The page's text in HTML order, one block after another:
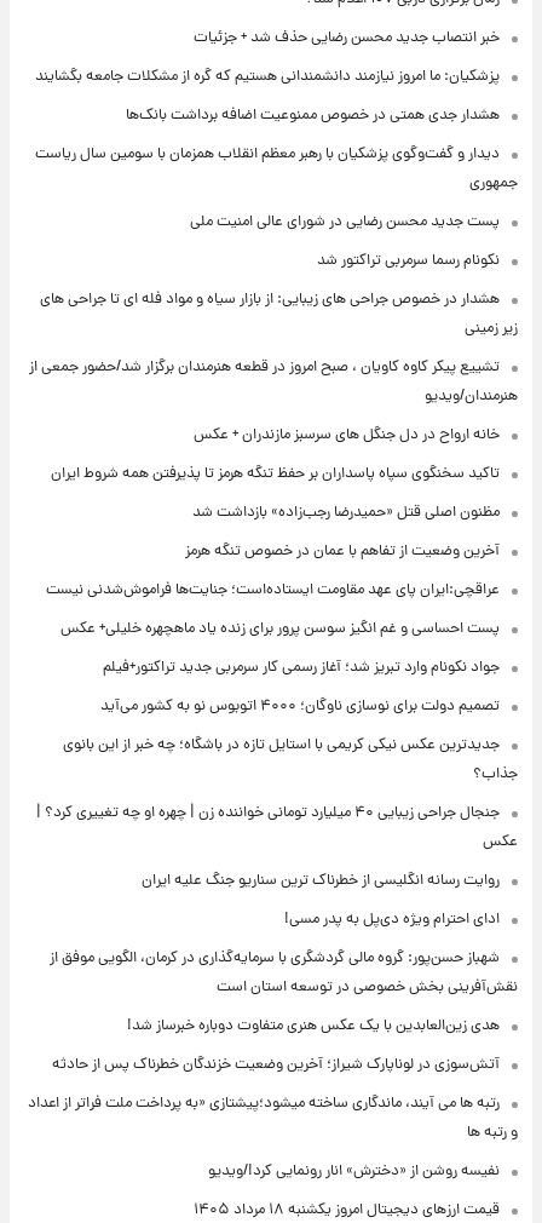
خبر انتصاب جدید محسن رضایی حذف شد + جزئیات
پزشکیان: ما امروز نیازمند دانشمندانی هستیم که گره از مشکلات جامعه بگشایند
هشدار جدی همتی در خصوص ممنوعیت اضافه ‌برداشت بانک‌ها
دیدار و گفت‌وگوی پزشکیان با رهبر معظم انقلاب همزمان با سومین سال ریاست
جمهوری
پست جدید محسن رضایی در شورای عالی امنیت ملی
نکونام رسما سرمربی تراکتور شد
هشدار در خصوص جراحی های زیبایی: از بازار سیاه و مواد فله ای تا جراحی های
زیر زمینی
تشییع پیکر کاوه کاویان ، صبح امروز در قطعه هنرمندان برگزار شد/حضور جمعی از
هنرمندان/ویدیو
خانه ارواح در دل جنگل های سرسبز مازندران + عکس
تاکید سخنگوی سپاه پاسداران بر حفظ تنگه هرمز تا پذیرفتن همه شروط ایران
مظنون اصلی قتل «حمیدرضا رجب‌زاده» بازداشت شد
آخرین وضعیت از تفاهم با عمان در خصوص تنگه هرمز
عراقچی:ایران پای عهد مقاومت ایستاده‌است؛ جنایت‌ها فراموش‌شدنی نیست
پست احساسی و غم انگیز سوسن پرور برای زنده یاد ماهچهره خلیلی+ عکس
جواد نکونام وارد تبریز شد؛ آغاز رسمی کار سرمربی جدید تراکتور+فیلم
تصمیم دولت برای نوسازی ناوگان؛ ۴۰۰۰ اتوبوس نو به کشور می‌آید
جدیدترین عکس نیکی کریمی با استایل تازه در باشگاه؛ چه خبر از این بانوی
جذاب؟
جنجال جراحی زیبایی ۴۰ میلیارد تومانی خواننده زن | چهره او چه تغییری کرد؟ |
عکس
روایت رسانه انگلیسی از خطرناک ترین سناریو جنگ علیه ایران
ادای احترام ویژه دی‌پل به پدر مسی!
شهباز حسن‌پور: گروه مالی گردشگری با سرمایه‌گذاری در کرمان، الگویی موفق از
نقش‌آفرینی بخش خصوصی در توسعه استان است
هدی زین‌العابدین با یک عکس هنری متفاوت دوباره خبرساز شد!
آتش‌سوزی در لوناپارک شیراز؛ آخرین وضعیت خزندگان خطرناک پس از حادثه
رتبه ها می آیند، ماندگاری ساخته میشود؛پیشتازی «به پرداخت ملت فراتر از اعداد
و رتبه ها
نفیسه روشن از «دخترش» انار رونمایی کرد!/ویدیو
قیمت ارزهای دیجیتال امروز یکشنبه ۱۸ مرداد ۱۴۰۵